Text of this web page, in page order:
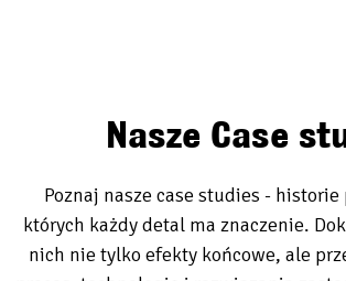
Nasze Case
Poznaj nasze case studies -
których każdy detal ma znaczenie.
nich nie tylko efekty końcowe, ale